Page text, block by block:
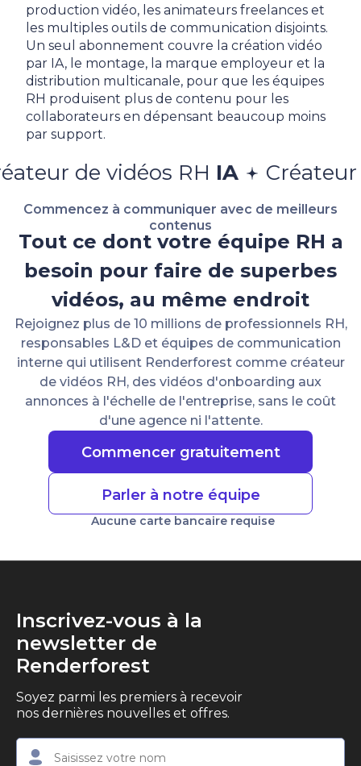
production vidéo, les animateurs freelances et
les multiples outils de communication disjoints.
Un seul abonnement couvre la création vidéo
par IA, le montage, la marque employeur et la
distribution multicanale, pour que les équipes
RH produisent plus de contenu pour les
collaborateurs en dépensant beaucoup moins
par support.
RHIA Créateur de
Commencez à communiquer avec de meilleurs
contenus
Tout ce dont votre équipe RH a
besoin pour faire de superbes
vidéos, au même endroit
Rejoignez plus de 10 millions de professionnels RH,
responsables L&D et équipes de communication
interne qui utilisent Renderforest comme créateur
de vidéos RH, des vidéos d'onboarding aux
annonces à l'échelle de l'entreprise, sans le coût
d'une agence ni l'attente.
Commencer gratuitement
Parler à notre équipe
Aucune carte bancaire requise
Inscrivez-vous à la
newsletter de
Renderforest
Soyez parmi les premiers à recevoir
nos dernières nouvelles et offres.